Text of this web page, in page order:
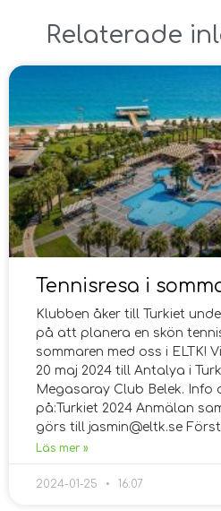
Relaterade
Tennisresa i
Klubben åker till Turkiet
på att planera en skön
sommaren med oss i ELTK!
20 maj 2024 till Antalya i
Megasaray Club Belek. Info
på:Turkiet 2024 Anmälan
görs till jasmin@eltk.se
Läs mer »
2024-01-25 16:07